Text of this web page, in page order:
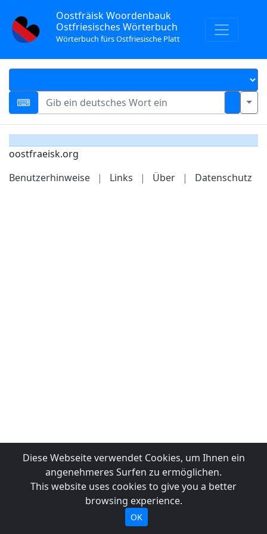
Oostfräisk Woordenbauk
Ostfriesisches Wörterbuch
Wörterbuch fürs Ostfriesische Platt
oostfraeisk.org
Benutzerhinweise
| Links | Über | Datenschutz
Diese Webseite verwendet Cookies, um Ihnen ein
angenehmeres Surfen zu ermöglichen.
This website uses cookies to give you a better
browsing experience.
OK